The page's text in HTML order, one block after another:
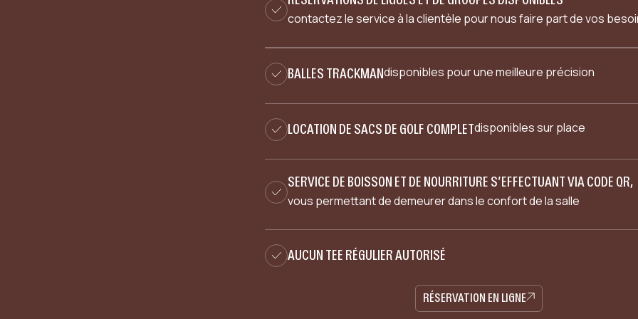
contactez le service à la clientèle pour nous faire part de vos
BALLES TRACKMANdisponibles pour une meilleure précision
LOCATION DE SACS DE GOLF COMPLETdisponibles sur place
SERVICE DE BOISSON ET DE NOURRITURE S’EFFECTUANT VIA CODE QR,
vous permettant de demeurer dans le confort de la salle
AUCUN TEE RÉGULIER AUTORISÉ
RÉSERVATION EN LIGNE